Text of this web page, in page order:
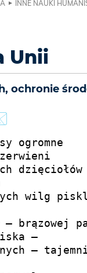
INNE NAUKI
Unii
ochronie
ogromne
dzięciołów
wilg
brązowej
—
—